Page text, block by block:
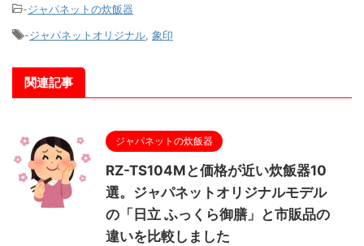
-ジャパネットの炊飯器
-ジャパネットオリジナル 象印
関連記事
ジャパネットの炊飯器
RZ-TS104Mと価格が近い炊飯器10
選。ジャパネットオリジナルモデル
の「日立 ふっくら御膳」と市販品の
違いを比較しました